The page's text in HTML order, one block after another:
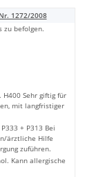
1272/2008
zu befolgen.
Sehr giftig für
mit langfristiger
+ P313 Bei
ärztliche Hilfe
zuführen.
Kann allergische